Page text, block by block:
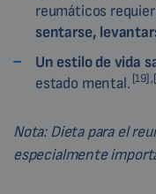
reumáticos
sentarse,
Un estilo de vida
estado mental. [19]
Nota: Dieta para el
especialmente